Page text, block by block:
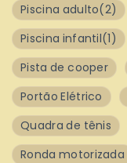
Piscina adulto(2)
Piscina infantil(1)
Pista de cooper
Portão Elétrico
Quadra de tênis
Ronda motorizada